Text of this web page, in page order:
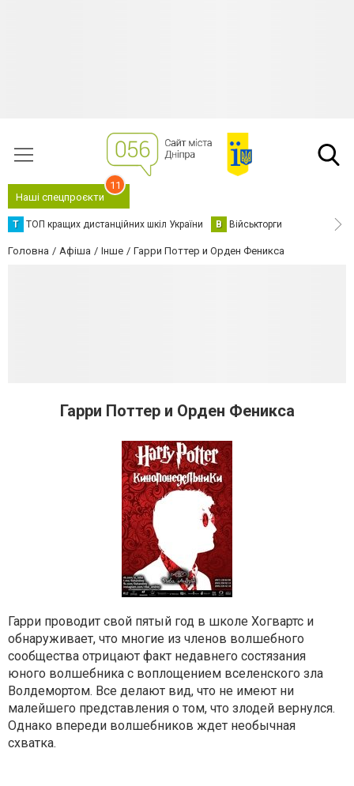
Наші спецпроєкти
11
Т ТОП кращих дистанційних шкіл України В Військторги
Головна Афіша Інше Гарри Поттер и Орден Феникса
Гарри Поттер и Орден Феникса
Гарри проводит свой пятый год в школе Хогвартс и
обнаруживает, что многие из членов волшебного
сообщества отрицают факт недавнего состязания
юного волшебника с воплощением вселенского зла
Волдемортом. Все делают вид, что не имеют ни
малейшего представления о том, что злодей вернулся.
Однако впереди волшебников ждет необычная
схватка.